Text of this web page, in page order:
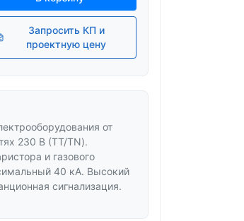
Запросить КП и
проектную цену
от
230 В (TT/TN).
и газового
40 кА. Высокий
сигнализация.